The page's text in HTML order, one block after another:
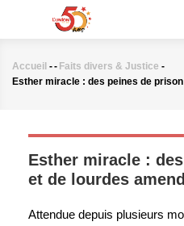
principal
Fil
Accueil -- Faits divers & Justice -
Esther miracle : des peines de
Esther miracle :
et de lourdes
Attendue depuis plusieurs